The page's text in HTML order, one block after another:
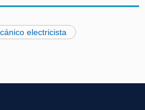
electricista